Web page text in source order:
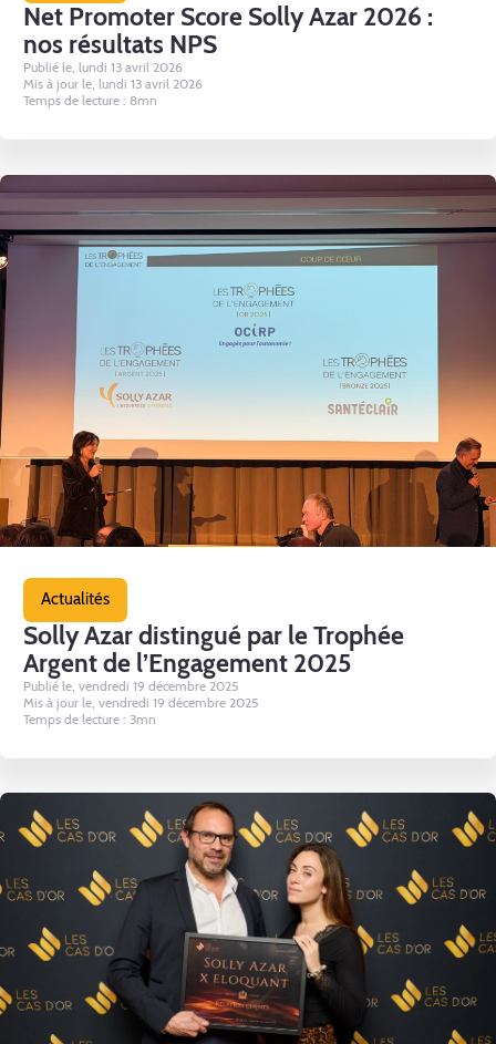
Net Promoter Score Solly Azar 2026 :
nos résultats NPS
Publié le, lundi 13 avril 2026
Mis à jour le, lundi 13 avril 2026
Temps de lecture : 8mn
Actualités
Solly Azar distingué par le Trophée
Argent de l’Engagement 2025
Publié le, vendredi 19 décembre 2025
Mis à jour le, vendredi 19 décembre 2025
Temps de lecture : 3mn